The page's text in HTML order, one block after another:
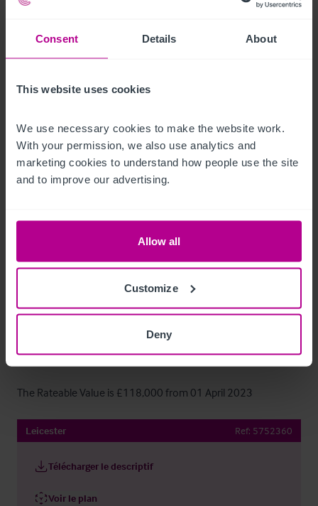
Consent Details About
This website uses cookies
We use necessary cookies to make the website work.
With your permission, we also use analytics and
marketing cookies to understand how people use the site
and to improve our advertising.
Allow all
Customize
Deny
district. The property sits on the corner of Pocklingtons
Walk and Millstone Lane.
Occupational Format
The property is let on a 21 year lease subject to a Partial Tie,
expiring 05/04/2036 subject to a five year rent review
pattern. The current passing rent is £45,000 pa.
Heures d'ouverture
Tarifs
The Rateable Value is £118,000 from 01 April 2023
Leicester Ref: 5752360
Télécharger le descriptif
Voir le plan